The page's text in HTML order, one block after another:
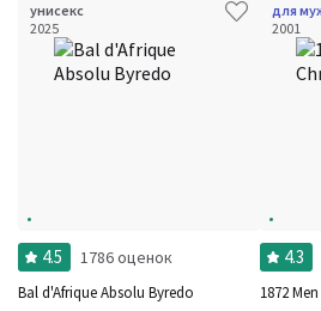
унисекс
2025
4.5 1786 оценок
Bal d'Afrique Absolu Byredo
для
2001
4.3
1872